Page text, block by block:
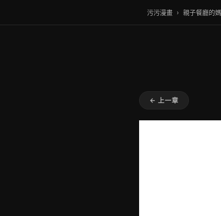
污污漫畫 › 親子餐廳的
← 上一章